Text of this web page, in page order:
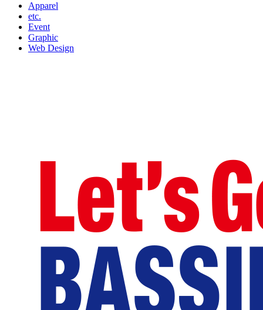
Apparel
etc.
Event
Graphic
Web Design